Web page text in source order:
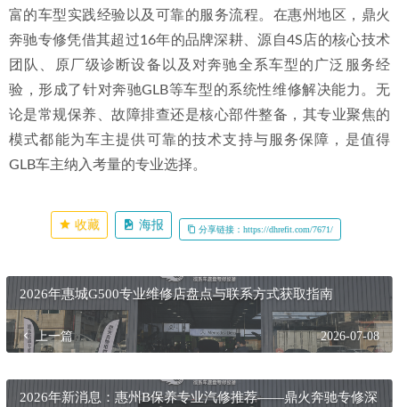
富的车型实践经验以及可靠的服务流程。在惠州地区，鼎火
奔驰专修凭借其超过16年的品牌深耕、源自4S店的核心技术
团队、原厂级诊断设备以及对奔驰全系车型的广泛服务经
验，形成了针对奔驰GLB等车型的系统性维修解决能力。无
论是常规保养、故障排查还是核心部件整备，其专业聚焦的
模式都能为车主提供可靠的技术支持与服务保障，是值得
GLB车主纳入考量的专业选择。
收藏 海报 分享链接：https://dhrefit.com/7671/
2026年惠城G500专业维修店盘点与联系方式获取指南
上一篇 2026-07-08
2026年新消息：惠州B保养专业汽修推荐——鼎火奔驰专修深